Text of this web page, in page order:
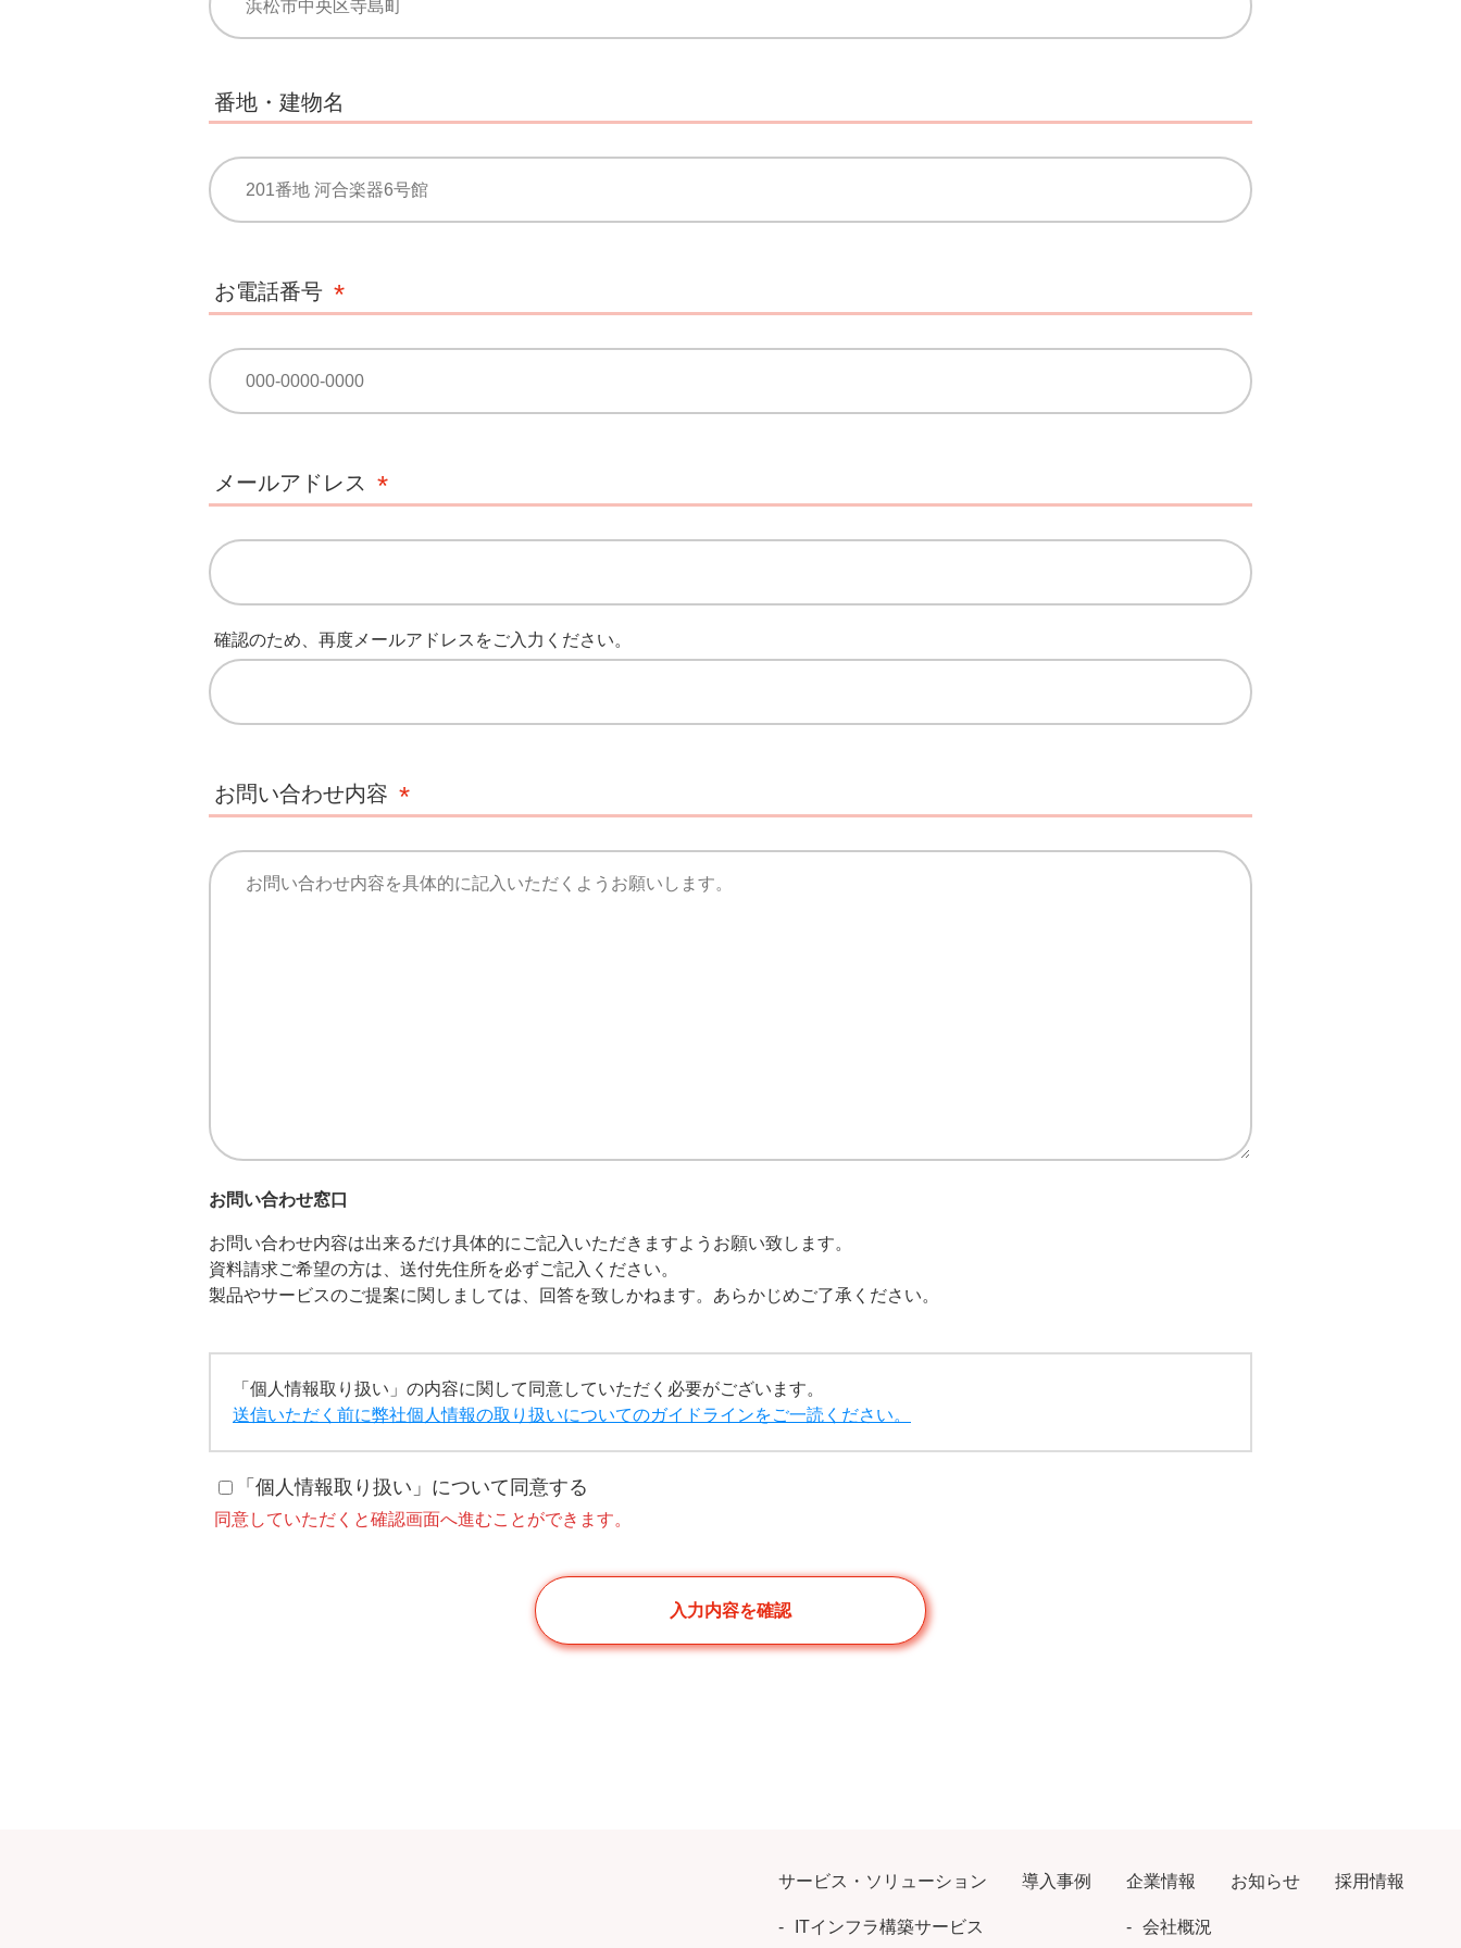
番地・建物名
お電話番号
メールアドレス
確認のため、再度メールアドレスをご入力ください。
お問い合わせ内容
お問い合わせ窓口
お問い合わせ内容は出来るだけ具体的にご記入いただきますようお願い致します。
資料請求ご希望の方は、送付先住所を必ずご記入ください。
製品やサービスのご提案に関しましては、回答を致しかねます。あらかじめご了承ください。
「個人情報取り扱い」の内容に関して同意していただく必要がございます。
送信いただく前に弊社個人情報の取り扱いについてのガイドラインをご一読ください。
「個人情報取り扱い」について同意する
同意していただくと確認画面へ進むことができます。
サービス・ソリューション
ITインフラ構築サービス
導入事例 企業情報
会社概況
お知らせ 採用情報